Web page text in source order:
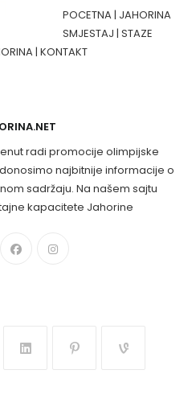
POCETNA | JAHORINA
SMJESTAJ |STAZE
|KONTAKT
radi promocije olimpijske
najbitnije informacije o
sadržaju. Na našem sajtu
kapacitete Jahorine